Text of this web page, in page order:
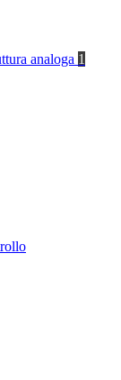
analoga 1